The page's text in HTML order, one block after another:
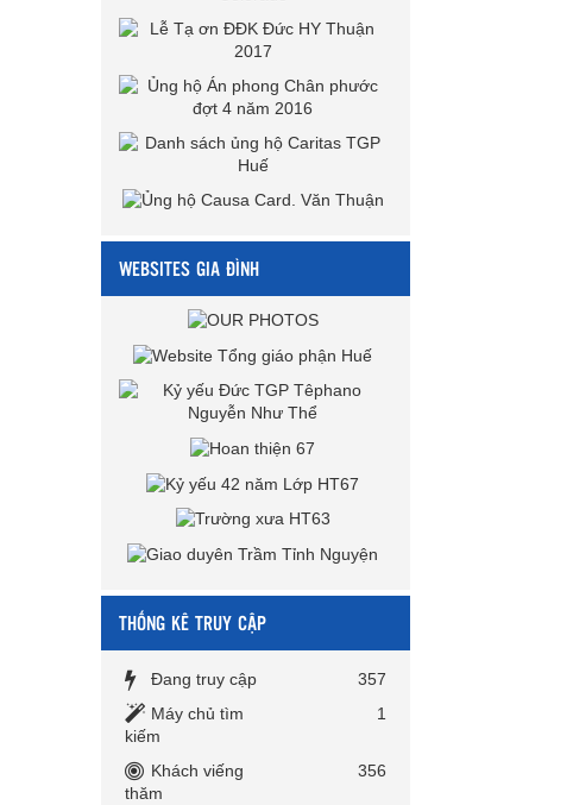
WEBSITES GIA ĐÌNH
THỐNG KÊ TRUY CẬP
Đang truy cập
357
Máy chủ tìm
kiếm
1
Khách viếng
thăm
356